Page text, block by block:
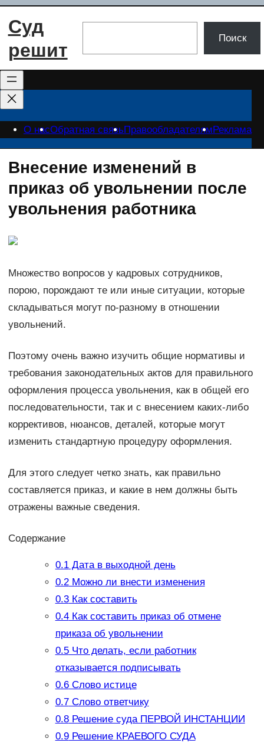
Перейти
Суд
решит
Поиск
О насОбратная связьПравообладателямРеклама
Внесение изменений в
приказ об увольнении после
увольнения работника
Множество вопросов у кадровых сотрудников,
порою, порождают те или иные ситуации, которые
складываться могут по-разному в отношении
увольнений.
Поэтому очень важно изучить общие нормативы и
требования законодательных актов для правильного
оформления процесса увольнения, как в общей его
последовательности, так и с внесением каких-либо
коррективов, нюансов, деталей, которые могут
изменить стандартную процедуру оформления.
Для этого следует четко знать, как правильно
составляется приказ, и какие в нем должны быть
отражены важные сведения.
Содержание
0.1Дата в выходной день
0.2Можно ли внести изменения
0.3Как составить
0.4Как составить приказ об отмене
приказа об увольнении
0.5Что делать, если работник
отказывается подписывать
0.6Слово истице
0.7Слово ответчику
0.8Решение суда ПЕРВОЙ ИНСТАНЦИИ
0.9Решение КРАЕВОГО СУДА